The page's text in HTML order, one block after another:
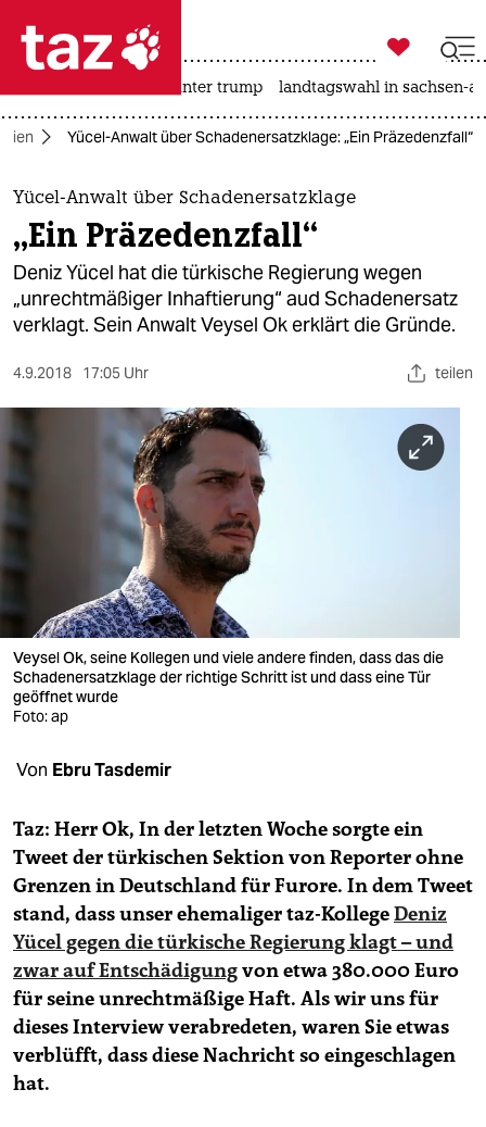
 taz zahl ich
taz zahl ich
themen
politik
öko
gesellschaft
sport
berlin
verlag
verlag
veranstaltungen
shop
unterstützen
abo
genossenschaft
epaper login

taz zahl ich
usa unter trump landtagswahl in sachsen-
Yücel-Anwalt über Schadenersatzklage: „Ein Präzedenzfall“
Yücel-Anwalt über Schadenersatzklage
„Ein Präzedenzfall“
Deniz Yücel hat die türkische Regierung wegen
„unrechtmäßiger Inhaftierung“ aud Schadenersatz
verklagt. Sein Anwalt Veysel Ok erklärt die Gründe.
4.9.2018 17:05 Uhr teilen
Veysel Ok, seine Kollegen und viele andere finden, dass das die
Schadenersatzklage der richtige Schritt ist und dass eine Tür
geöffnet wurde
Foto: ap
Von Ebru Tasdemir
Taz: Herr Ok, In der letzten Woche sorgte ein
Tweet der türkischen Sektion von Reporter ohne
Grenzen in Deutschland für Furore. In dem Tweet
stand, dass unser ehemaliger taz-KollegeDeniz
Yücel gegen die türkische Regierung klagt – und
zwar auf Entschädigungvon etwa 380.000 Euro
für seine unrechtmäßige Haft. Als wir uns für
dieses Interview verabredeten, waren Sie etwas
verblüfft, dass diese Nachricht so eingeschlagen
hat.